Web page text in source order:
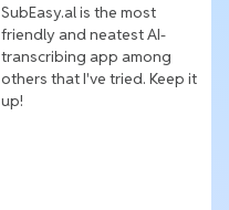
SubEasy.al is the most
friendly and neatest AI-
transcribing app among
others that I've tried. Keep it
up!